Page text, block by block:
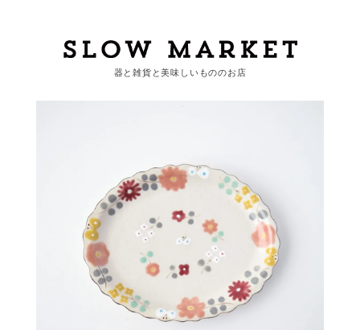
作家・ブランドから探す
・配送について
会員登録
ログイン
器と雑貨と美味しいもののお店